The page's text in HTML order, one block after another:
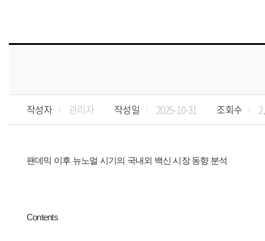
작성자 관리자 작성일 2025-10-31 조회수
팬데믹 이후 뉴노멀 시기의 국내외 백신 시장 동향 분석
Contents